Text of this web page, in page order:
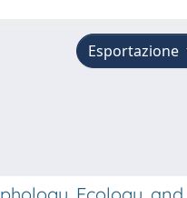
Esportazione